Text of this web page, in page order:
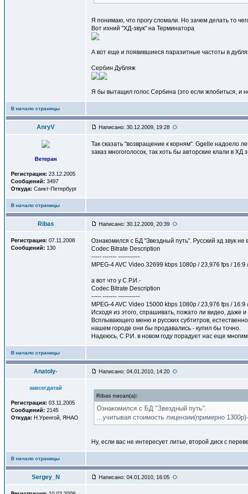
Я понимаю, что прогу сломали. Но зачем делать то
Вот ихний "ХД-звук" на Терминатора
А вот еще и появившиеся паразитные частоты в
Сербин Дубляж
Я бы вытащил голос Сербина (это если жлобиться, и
В начало страницы
AnryV Написано: 30.12.2009, 19:28
Ветеран
Регистрация: 23.12.2005
Сообщений: 3497
Откуда: Санкт-Петербург
Так сказать "возвращение к корням". Ggelle надоело
заказ многоголосок, так хоть бы авторские клали в ХД
В начало страницы
Ribas Написано: 30.12.2009, 20:39
Регистрация: 07.11.2008
Сообщений: 130
Ознакомился с БД "Звездный путь". Русский хд звук
Codec Bitrate Description
----- ------- -----------
MPEG-4 AVC Video 32699 kbps 1080p / 23,976 fps / 16:9
а вот что у С.Р.И.-
Codec Bitrate Description
----- ------- -----------
MPEG-4 AVC Video 15000 kbps 1080p / 23,976 fps / 16:9
Исходя из этого, спрашивать, пожато ли видео, даже и
Всплывающего меню и русских субтитров,
нашем городе они бы продавались - купил бы точно.
Надеюсь, С.Р.И. в новом году порадует нас еще
В начало страницы
Anatoly- Написано: 04.01.2010, 14:20
завсегдатай
Регистрация: 03.11.2005
Сообщений: 2145
Откуда: Н.Уренгой, ЯНАО
Ribas писал(a):
Ознакомился с БД "Звездный путь".
...учитывая стоимость лицензии(примерно
Ну, если вас не интересует литье, второй диск с
В начало страницы
Sergey_N Написано: 04.01.2010, 16:05